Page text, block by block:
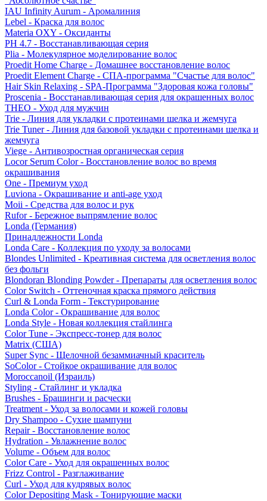
IAU Infinity Aurum - Аромалиния
Lebel - Краска для волос
Materia OXY - Оксиданты
PH 4.7 - Восстанавливающая серия
Plia - Молекулярное моделирование волос
Proedit Home Charge - Домашнее восстановление волос
Proedit Element Charge - СПА-программа "Счастье для волос"
Hair Skin Relaxing - SPA-Программа "Здоровая кожа головы"
Proscenia - Восстанавливающая серия для окрашенных волос
THEO - Уход для мужчин
Trie - Линия для укладки с протеинами шелка и жемчуга
Trie Tuner - Линия для базовой укладки с протеинами шелка и
жемчуга
Viege - Антивозростная органическая серия
Locor Serum Color - Восстановление волос во время
окрашивания
One - Премиум уход
Luviona - Окрашивание и anti-age уход
Moii - Средства для волос и рук
Rufor - Бережное выпрямление волос
Londa (Германия)
Принадлежности Londa
Londa Care - Коллекция по уходу за волосами
Blondes Unlimited - Креативная система для осветления волос
без фольги
Blondoran Blonding Powder - Препараты для осветления волос
Color Switch - Оттеночная краска прямого действия
Curl & Londa Form - Текстурирование
Londa Color - Окрашивание для волос
Londa Style - Новая коллекция стайлинга
Color Tune - Экспресс-тонер для волос
Matrix (США)
Super Sync - Щелочной безаммиачный краситель
SoColor - Стойкое окрашивание для волос
Moroccanoil (Израиль)
Styling - Стайлинг и укладка
Brushes - Брашинги и расчески
Treatment - Уход за волосами и кожей головы
Dry Shampoo - Сухие шампуни
Repair - Восстановление волос
Hydration - Увлажнение волос
Volume - Объем для волос
Color Care - Уход для окрашенных волос
Frizz Control - Разглаживание
Curl - Уход для кудрявых волос
Color Depositing Mask - Тонирующие маски